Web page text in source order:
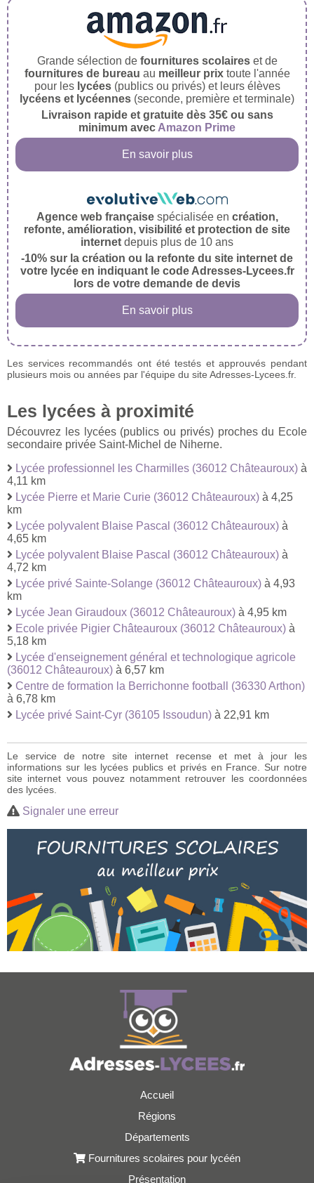
Grande sélection de fournitures scolaireset de
fournitures de bureau au meilleur prixtoute l'année
pour les lycées(publics ou privés) et leurs élèves
lycéens et lycéennes (seconde, première et terminale)
Livraison rapide et gratuite dès 35€ ou sans
minimum avec Amazon Prime
En savoir plus
Agence web françaisespécialisée en création,
refonte, amélioration, visibilité et protection de site
internet depuis plus de 10 ans
-10% sur la création ou la refonte du site internet de
votre lycée en indiquant le code Adresses-Lycees.fr
lors de votre demande de devis
En savoir plus
Les services recommandés ont été testés et approuvés pendant
plusieurs mois ou années par l'équipe du site Adresses-Lycees.fr.
Les lycées à proximité
Découvrez les lycées (publics ou privés) proches du Ecole
secondaire privée Saint-Michel de Niherne.
Lycée professionnel les Charmilles (36012 Châteauroux) à
4,11 km
Lycée Pierre et Marie Curie (36012 Châteauroux) à 4,25
km
Lycée polyvalent Blaise Pascal (36012 Châteauroux) à
4,65 km
Lycée polyvalent Blaise Pascal (36012 Châteauroux) à
4,72 km
Lycée privé Sainte-Solange (36012 Châteauroux) à 4,93
km
Lycée Jean Giraudoux (36012 Châteauroux) à 4,95 km
Ecole privée Pigier Châteauroux (36012 Châteauroux) à
5,18 km
Lycée d'enseignement général et technologique agricole
(36012 Châteauroux) à 6,57 km
Centre de formation la Berrichonne football (36330 Arthon)
à 6,78 km
Lycée privé Saint-Cyr (36105 Issoudun) à 22,91 km
Le service de notre site internet recense et met à jour les
informations sur les lycées publics et privés en France. Sur notre
site internet vous pouvez notamment retrouver les coordonnées
des lycées.
Signaler une erreur
Accueil
Régions
Départements
Fournitures scolaires pour lycéén
Présentation